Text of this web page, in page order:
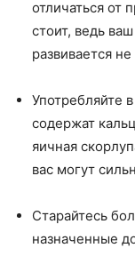
отличаться от
стоит, ведь
развивается
Употребляйте
содержат
яичная
вас могут
Старайтесь
назначенные